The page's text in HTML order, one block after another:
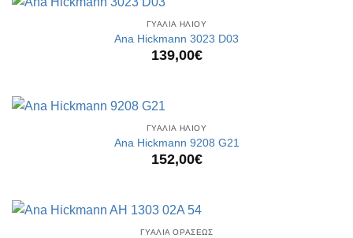
ΓΥΑΛΙΑ ΗΛΙΟΥ
Ana Hickmann 3023 D03
139,00€
ΓΥΑΛΙΑ ΗΛΙΟΥ
Ana Hickmann 9208 G21
152,00€
ΓΥΑΛΙΑ ΟΡΑΣΕΩΣ